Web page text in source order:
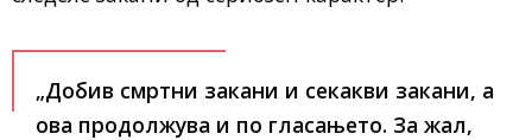
„Добив смртни закани и секакви закани, а
ова продолжува и по гласањето. За жал,